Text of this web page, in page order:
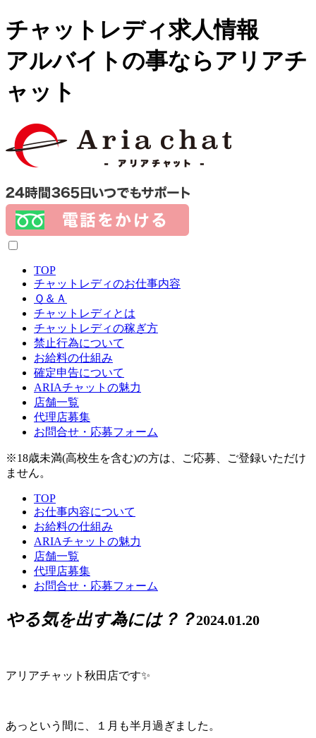
チャットレディ求人情報
アルバイトの事ならアリアチ
ャット
TOP
チャットレディのお仕事内容
Ｑ＆Ａ
チャットレディとは
チャットレディの稼ぎ方
禁止行為について
お給料の仕組み
確定申告について
ARIAチャットの魅力
店舗一覧
代理店募集
お問合せ・応募フォーム
※18歳未満(高校生を含む)の方は、ご応募、ご登録いただけ
ません。
TOP
お仕事内容について
お給料の仕組み
ARIAチャットの魅力
店舗一覧
代理店募集
お問合せ・応募フォーム
やる気を出す為には？？2024.01.20
アリアチャット秋田店です✨
あっという間に、１月も半月過ぎました。